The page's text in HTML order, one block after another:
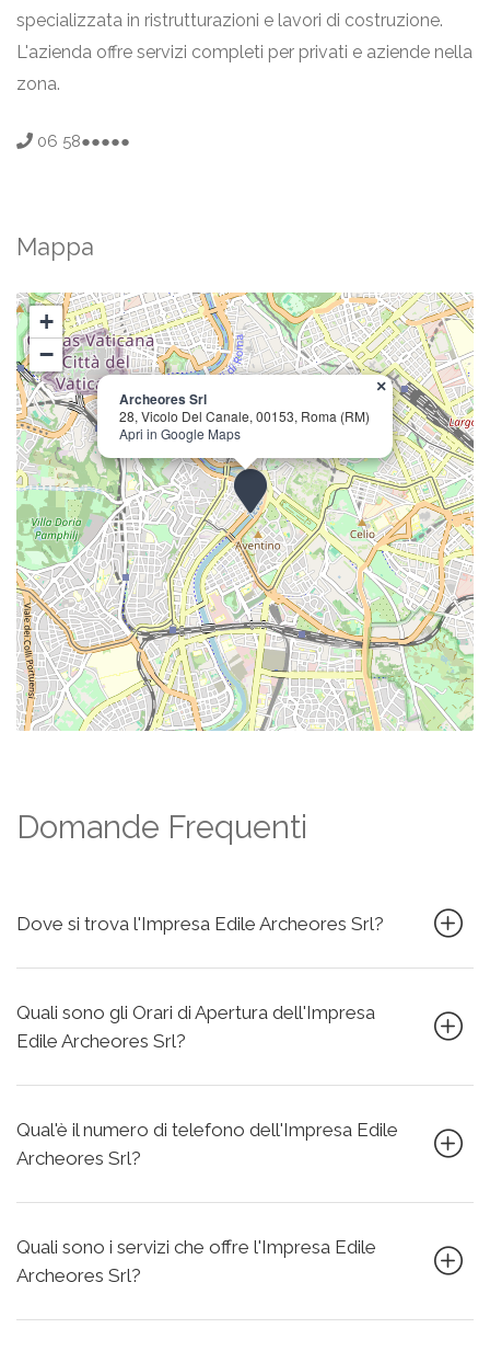
specializzata in ristrutturazioni e lavori di costruzione.
L'azienda offre servizi completi per privati e aziende nella
zona.
06 58●●●●●
Mappa
Archeores Srl
28, Vicolo Del Canale, 00153, Roma (RM)
Apri in Google Maps
×
+
−
Domande Frequenti
Dove si trova l'Impresa Edile Archeores Srl?
Quali sono gli Orari di Apertura dell'Impresa
Edile Archeores Srl?
Qual'è il numero di telefono dell'Impresa Edile
Archeores Srl?
Quali sono i servizi che offre l'Impresa Edile
Archeores Srl?